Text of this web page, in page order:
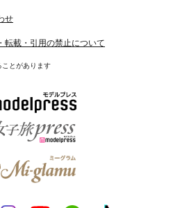
せ
転載・引用の禁止について
とがあります